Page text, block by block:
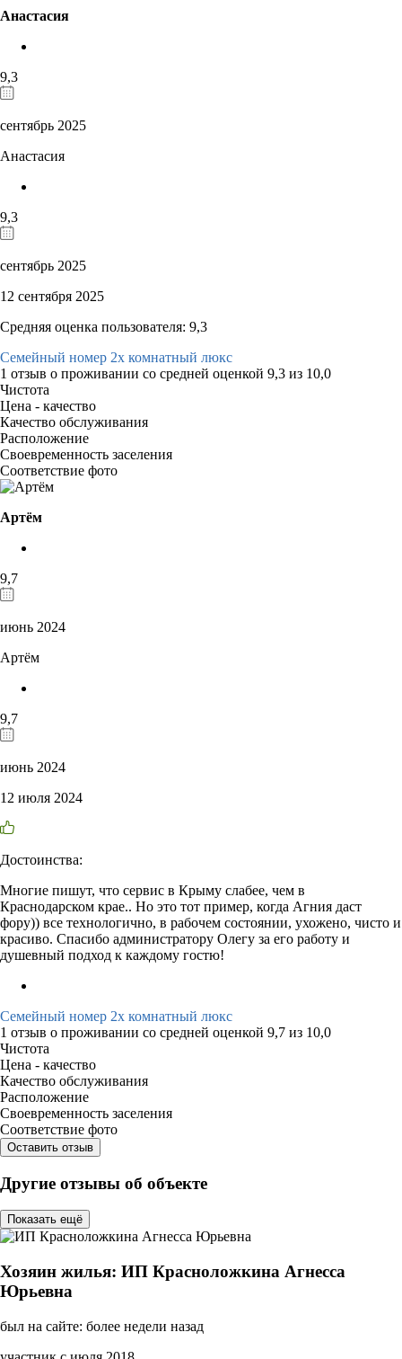
Анастасия
9,3
сентябрь 2025
Анастасия
9,3
сентябрь 2025
12 сентября 2025
Средняя оценка пользователя: 9,3
Семейный номер 2х комнатный люкс
1 отзыв о проживании со средней оценкой 9,3 из 10,0
Чистота
Цена - качество
Качество обслуживания
Расположение
Своевременность заселения
Соответствие фото
Артём
9,7
июнь 2024
Артём
9,7
июнь 2024
12 июля 2024
Достоинства:
Многие пишут, что сервис в Крыму слабее, чем в
Краснодарском крае.. Но это тот пример, когда Агния даст
фору)) все технологично, в рабочем состоянии, ухожено, чисто и
красиво. Спасибо администратору Олегу за его работу и
душевный подход к каждому гостю!
Семейный номер 2х комнатный люкс
1 отзыв о проживании со средней оценкой 9,7 из 10,0
Чистота
Цена - качество
Качество обслуживания
Расположение
Своевременность заселения
Соответствие фото
Оставить отзыв
Другие отзывы об объекте
Показать ещё
Хозяин жилья: ИП Красноложкина Агнесса
Юрьевна
был на сайте: более недели назад